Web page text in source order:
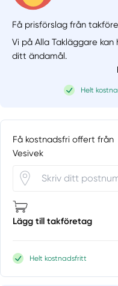
Få prisförslag från
Vi på Alla Takläggare
ditt ändamål.
Helt
Få kostnadsfri offert från
Vesivek
Lägg till takföretag
Helt kostnadsfritt